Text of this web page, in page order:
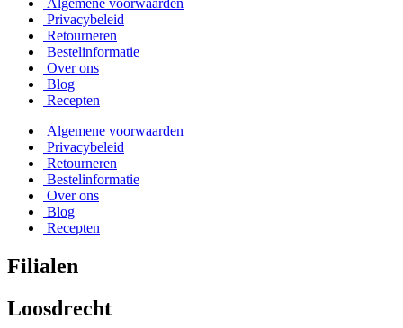
Algemene voorwaarden
Privacybeleid
Retourneren
Bestelinformatie
Over ons
Blog
Recepten
Algemene voorwaarden
Privacybeleid
Retourneren
Bestelinformatie
Over ons
Blog
Recepten
Filialen
Loosdrecht